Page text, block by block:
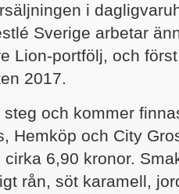
i
Sverige arbetar
Lion-portfölj, och
2017.
och kommer
Hemköp och City
6,90 kronor.
rån, söt karamell,